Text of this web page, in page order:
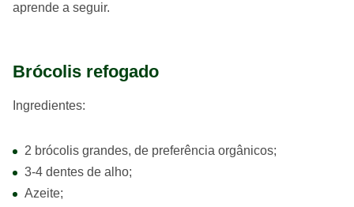
aprende a seguir.
Brócolis refogado
Ingredientes:
2 brócolis grandes, de preferência orgânicos;
3-4 dentes de alho;
Azeite;